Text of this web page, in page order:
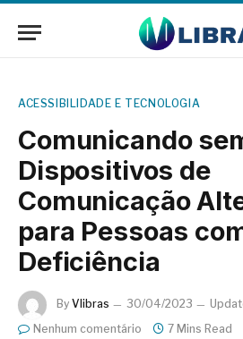
ACESSIBILIDADE E TECNOLOGIA
Comunicando
Dispositivos de
Comunicação
para Pessoas
Deficiência
By Vlibras 30/04/2023
Nenhum comentário
7 Mins Read